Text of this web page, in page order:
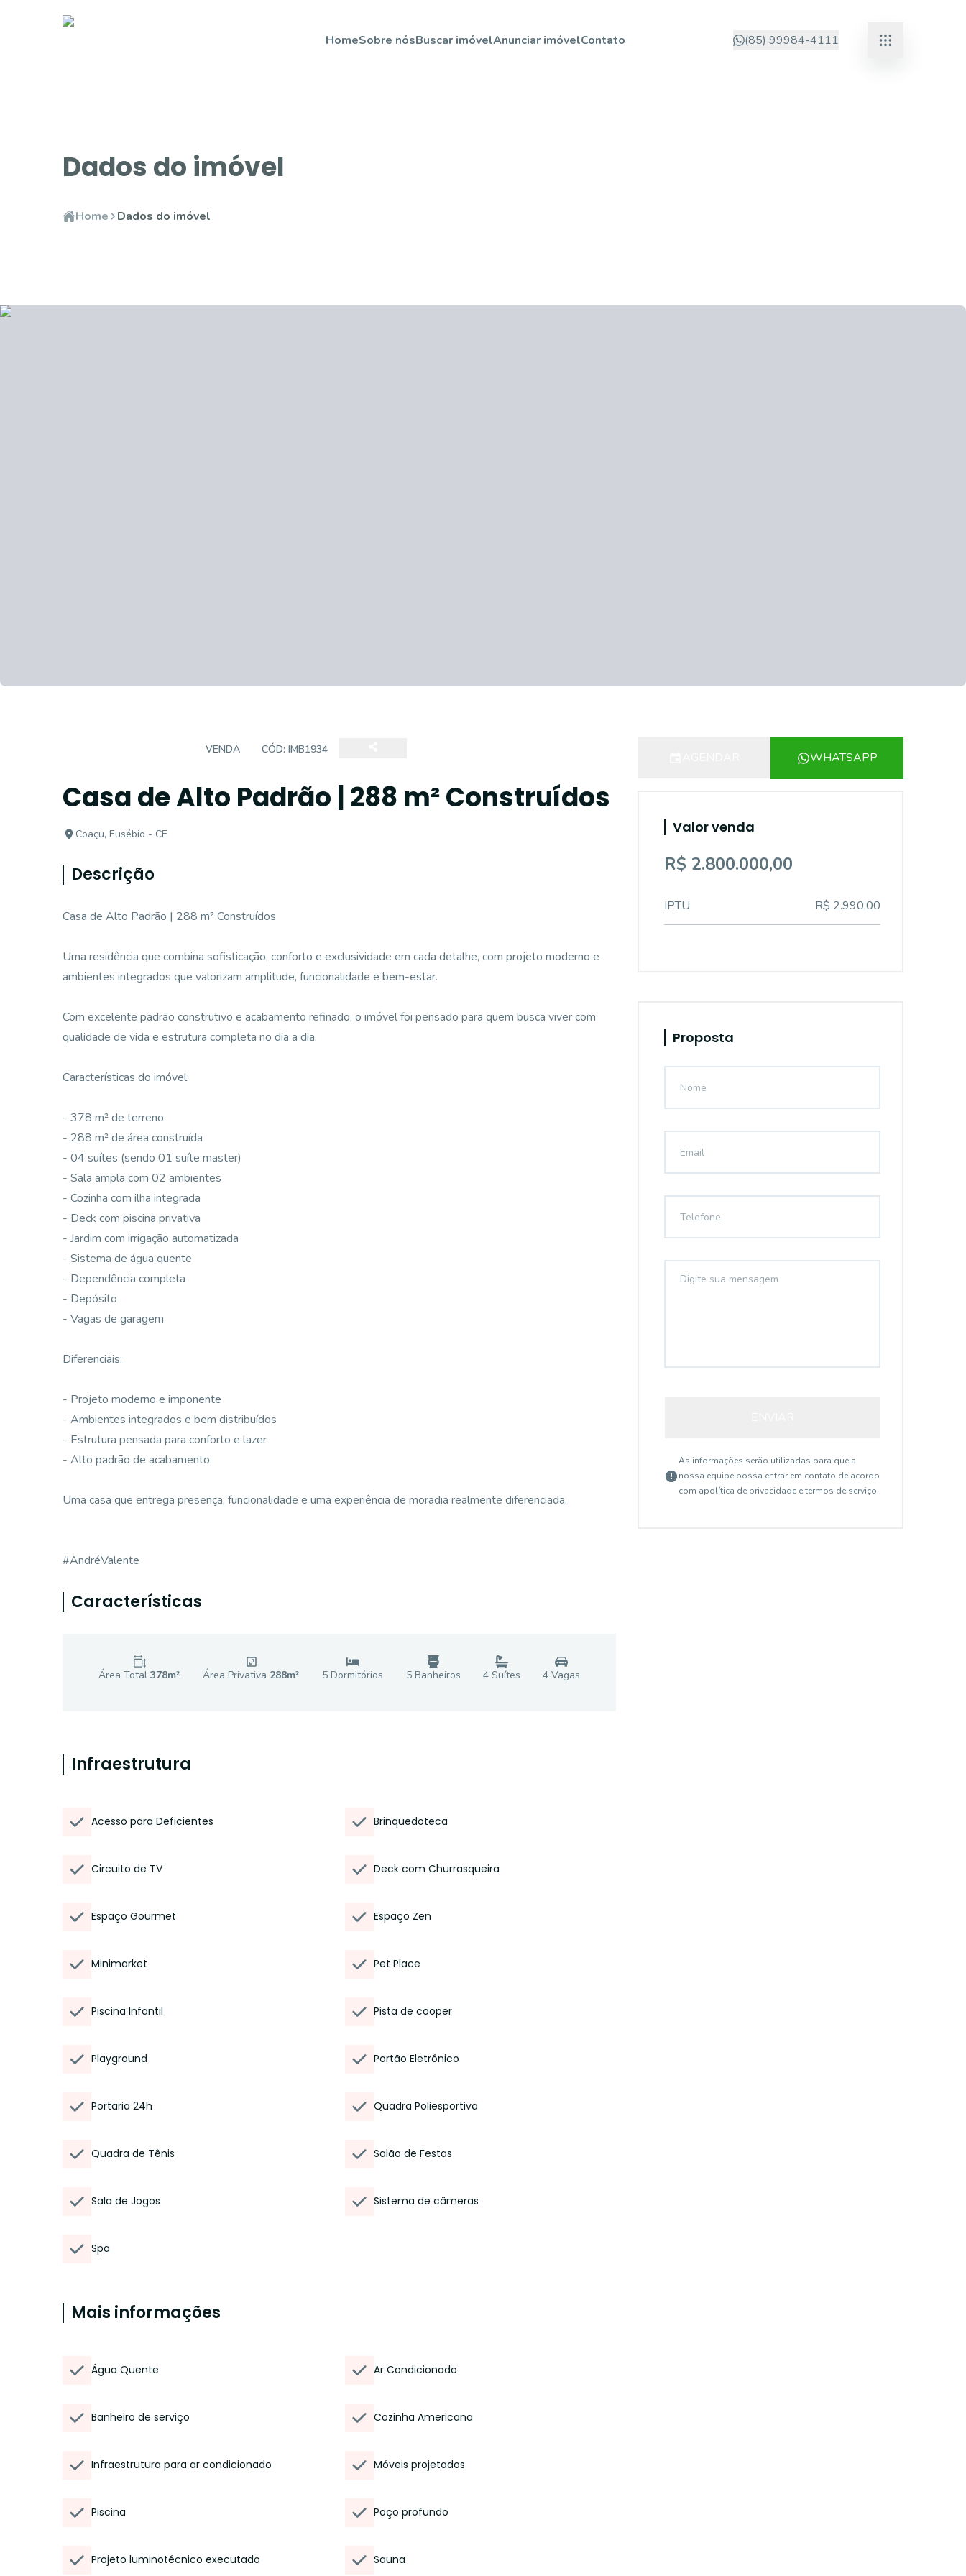
HomeSobre nósBuscar imóvelAnunciar imóvelContato (85) 99984-4111
Dados do imóvel
Home Dados do imóvel
VENDA CÓD: IMB1934
Casa de Alto Padrão | 288 m² Construídos
Coaçu, Eusébio - CE
Descrição
Casa de Alto Padrão | 288 m² Construídos
Uma residência que combina sofisticação, conforto e exclusividade em cada detalhe, com projeto moderno e
ambientes integrados que valorizam amplitude, funcionalidade e bem-estar.
Com excelente padrão construtivo e acabamento refinado, o imóvel foi pensado para quem busca viver com
qualidade de vida e estrutura completa no dia a dia.
Características do imóvel:
- 378 m² de terreno
- 288 m² de área construída
- 04 suítes (sendo 01 suíte master)
- Sala ampla com 02 ambientes
- Cozinha com ilha integrada
- Deck com piscina privativa
- Jardim com irrigação automatizada
- Sistema de água quente
- Dependência completa
- Depósito
- Vagas de garagem
Diferenciais:
- Projeto moderno e imponente
- Ambientes integrados e bem distribuídos
- Estrutura pensada para conforto e lazer
- Alto padrão de acabamento
Uma casa que entrega presença, funcionalidade e uma experiência de moradia realmente diferenciada.
#AndréValente
Características
Área Total 378m² Área Privativa 288m² 5 Dormitórios 5Banheiros 4Suítes 4Vagas
Infraestrutura
Acesso para Deficientes Brinquedoteca
Circuito de TV Deck com Churrasqueira
Espaço Gourmet Espaço Zen
Minimarket Pet Place
Piscina Infantil Pista de cooper
Playground Portão Eletrônico
Portaria 24h Quadra Poliesportiva
Quadra de Tênis Salão de Festas
Sala de Jogos Sistema de câmeras
Spa
Mais informações
Água Quente Ar Condicionado
Banheiro de serviço Cozinha Americana
Infraestrutura para ar condicionado Móveis projetados
Piscina Poço profundo
Projeto luminotécnico executado Sauna
WHATSAPP
Valor venda
R$ 2.800.000,00
IPTU R$ 2.990,00
Proposta
As informações serão utilizadas para que a
nossa equipe possa entrar em contato de acordo
com apolítica de privacidade e termos de serviço